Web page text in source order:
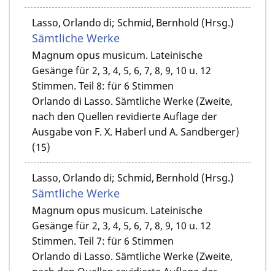
Lasso, Orlando di; Schmid, Bernhold (Hrsg.)
Sämtliche Werke
Magnum opus musicum. Lateinische
Gesänge für 2, 3, 4, 5, 6, 7, 8, 9, 10 u. 12
Stimmen. Teil 8: für 6 Stimmen
Orlando di Lasso. Sämtliche Werke (Zweite,
nach den Quellen revidierte Auflage der
Ausgabe von F. X. Haberl und A. Sandberger)
(15)
Lasso, Orlando di; Schmid, Bernhold (Hrsg.)
Sämtliche Werke
Magnum opus musicum. Lateinische
Gesänge für 2, 3, 4, 5, 6, 7, 8, 9, 10 u. 12
Stimmen. Teil 7: für 6 Stimmen
Orlando di Lasso. Sämtliche Werke (Zweite,